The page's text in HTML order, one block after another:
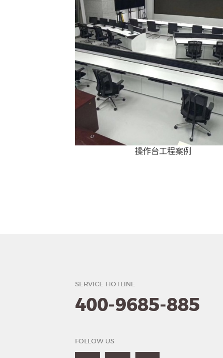
操作台工程案例
SERVICE HOTLINE
400-9685-885
FOLLOW US